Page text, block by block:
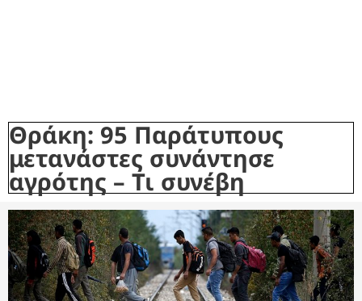
Θράκη: 95 Παράτυπους
μετανάστες συνάντησε
αγρότης – Τι συνέβη